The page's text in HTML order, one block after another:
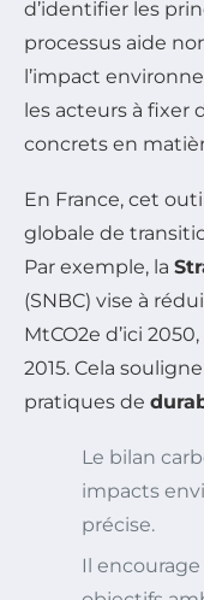
d’identifier les
processus aide
l’impact
les acteurs à fixer
concrets en
En France, cet
globale de
Par exemple, la
(SNBC) vise à
MtCO2e d’ici
2015. Cela
pratiques de
Le bilan
impacts
précise.
Il